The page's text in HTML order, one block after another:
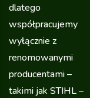
dlatego
współpracujemy
wyłącznie z
renomowanymi
producentami –
takimi jak STIHL –